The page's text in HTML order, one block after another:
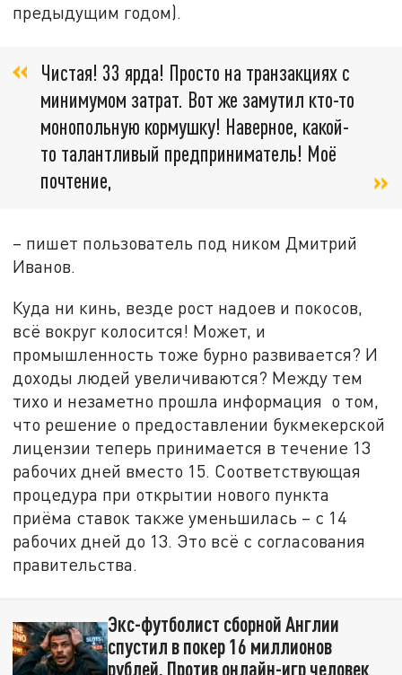
предыдущим годом).
Чистая! 33 ярда! Просто на транзакциях с
минимумом затрат. Вот же замутил кто-то
монопольную кормушку! Наверное, какой-
то талантливый предприниматель! Моё
почтение,
– пишет пользователь под ником Дмитрий
Иванов.
Куда ни кинь, везде рост надоев и покосов,
всё вокруг колосится! Может, и
промышленность тоже бурно развивается? И
доходы людей увеличиваются? Между тем
тихо и незаметно прошла информация о том,
что решение о предоставлении букмекерской
лицензии теперь принимается в течение 13
рабочих дней вместо 15. Соответствующая
процедура при открытии нового пункта
приёма ставок также уменьшилась – с 14
рабочих дней до 13. Это всё с согласования
правительства.
Экс-футболист сборной Англии
спустил в покер 16 миллионов
рублей. Против онлайн-игр человек